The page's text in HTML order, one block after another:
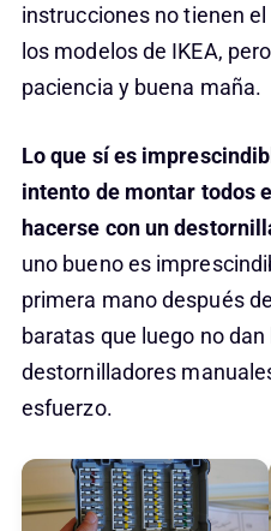
instrucciones no tienen
los modelos de IKEA,
paciencia y buena maña.
Lo que sí es
intento de montar todos
hacerse con un
uno bueno es
primera mano después
baratas que luego no
destornilladores
esfuerzo.